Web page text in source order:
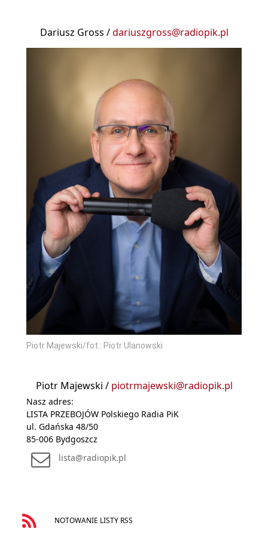
Dariusz Gross /dariuszgross@radiopik.pl
Piotr Majewski/fot.: Piotr Ulanowski
Piotr Majewski / piotrmajewski@radiopik.pl
Nasz adres:
LISTA PRZEBOJÓW Polskiego Radia PiK
ul. Gdańska 48/50
85-006 Bydgoszcz
lista@radiopik.pl
NOTOWANIE LISTY RSS